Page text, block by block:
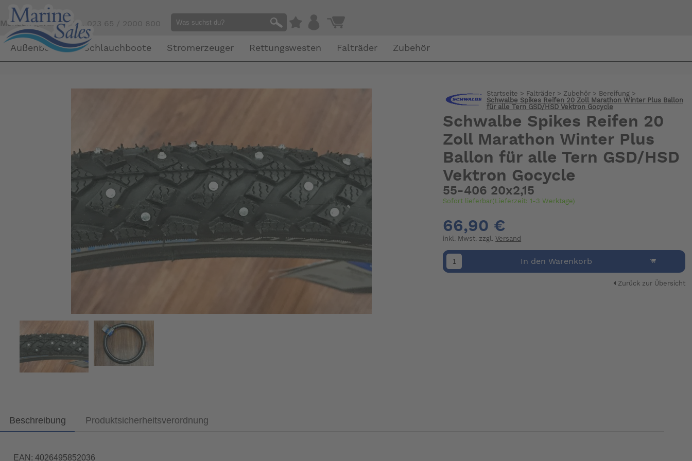
Mensch gefällig?Tel. 023 65 / 2000 800
Außenborder Schlauchboote Stromerzeuger Rettungswesten Falträder Zubehör
Startseite > Falträder> Zubehör> Bereifung>
Schwalbe Spikes Reifen 20 Zoll Marathon Winter Plus Ballon
für alle Tern GSD/HSD Vektron Gocycle
Schwalbe Spikes Reifen 20
Zoll Marathon Winter Plus
Ballon für alle Tern GSD/HSD
Vektron Gocycle
55-406 20x2,15
Sofort lieferbar(Lieferzeit: 1-3 Werktage)
66,90 €
inkl. Mwst. zzgl. Versand
In den Warenkorb
Zurück zur Übersicht
Beschreibung Produktsicherheitsverordnung
EAN: 4026495852036